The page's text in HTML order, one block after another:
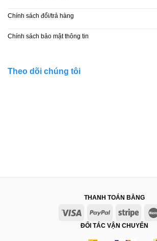
Chính sách đổi/trả hàng
Chính sách bảo mật thông tin
Theo dõi chúng tôi
THANH TOÁN BẰNG
ĐỐI TÁC VẬN CHUYỂN